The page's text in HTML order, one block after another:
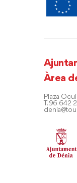
Àrea
Plaza
T. 96 642